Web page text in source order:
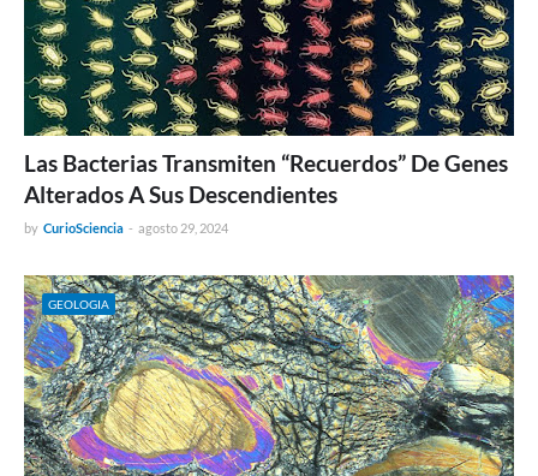
Las Bacterias Transmiten “Recuerdos” De Genes
Alterados A Sus Descendientes
by CurioSciencia - agosto 29, 2024
GEOLOGIA